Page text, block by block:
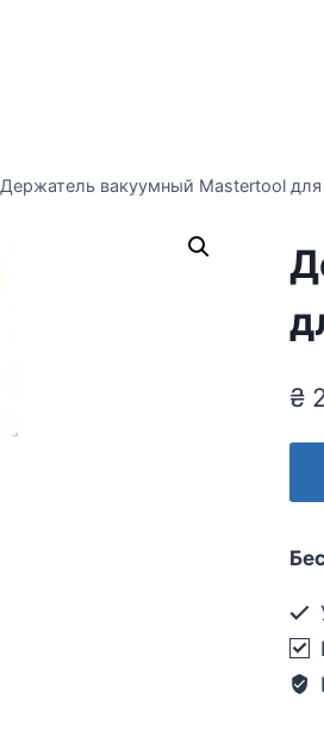
Держатель вакуумный Mastertool для
₴